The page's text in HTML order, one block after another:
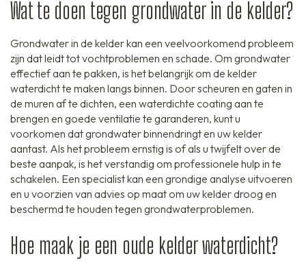
Wat te doen tegen grondwater in de kelder?
Grondwater in de kelder kan een veelvoorkomend probleem
zijn dat leidt tot vochtproblemen en schade. Om grondwater
effectief aan te pakken, is het belangrijk om de kelder
waterdicht te maken langs binnen. Door scheuren en gaten in
de muren af te dichten, een waterdichte coating aan te
brengen en goede ventilatie te garanderen, kunt u
voorkomen dat grondwater binnendringt en uw kelder
aantast. Als het probleem ernstig is of als u twijfelt over de
beste aanpak, is het verstandig om professionele hulp in te
schakelen. Een specialist kan een grondige analyse uitvoeren
en u voorzien van advies op maat om uw kelder droog en
beschermd te houden tegen grondwaterproblemen.
Hoe maak je een oude kelder waterdicht?